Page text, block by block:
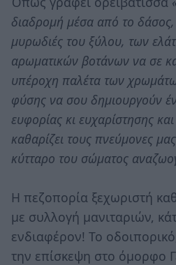
διαδρομή μέσα από το δάσος,
μυρωδιές του ξύλου, των
αρωματικών βοτάνων να σε
υπέροχη παλέτα των
φύσης να σου δημιουργούν
ευφορίας κι ευχαρίστησης
καθαρίζει τους πνεύμονες
κύτταρο του σώματος
Η πεζοπορία ξεχωριστή
με συλλογή μανιταριών,
ενδιαφέρον! Το
την επίσκεψη στο όμορφο